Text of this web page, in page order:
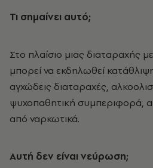
Τι σημαίνει αυτό;
Στο πλαίσιο μιας διαταραχής
μπορεί να εκδηλωθεί
αγχώδεις διαταραχές,
ψυχοπαθητική συμπεριφορά,
από ναρκωτικά.
Αυτή δεν είναι νεύρωση;